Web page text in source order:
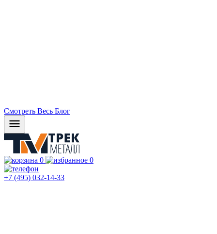
Смотреть Весь Блог
0 0
+7 (495) 032-14-33